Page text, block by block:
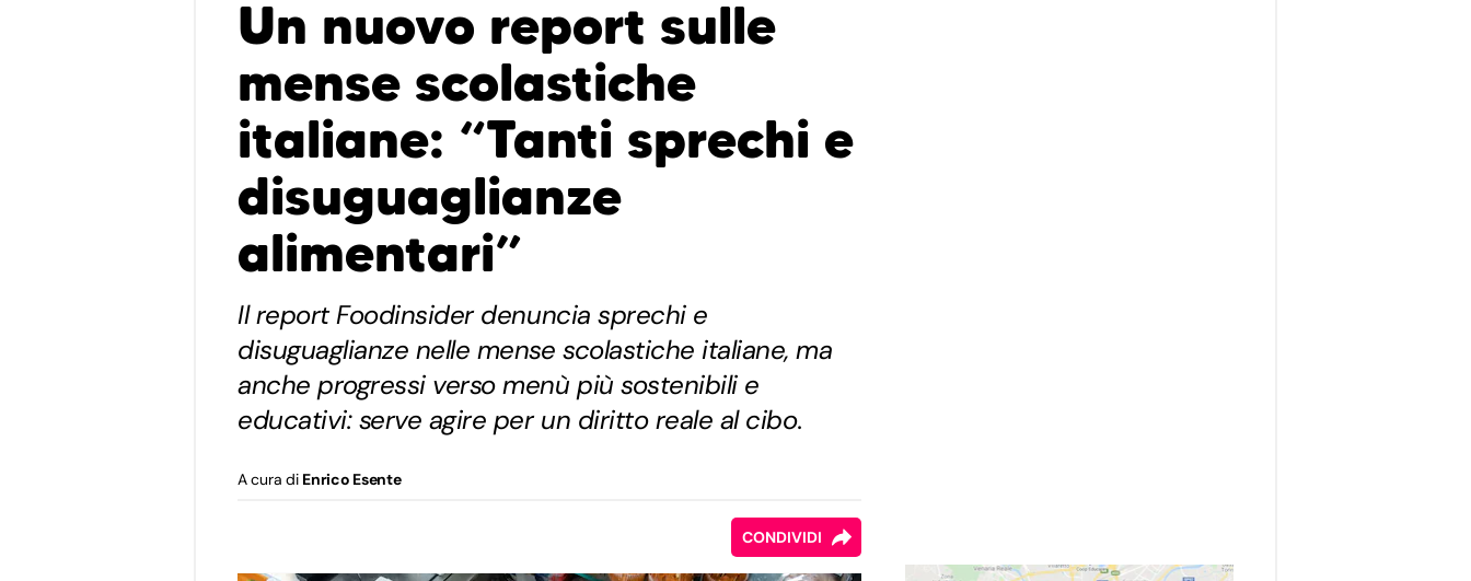
Un nuovo report sulle
mense scolastiche
italiane: “Tanti sprechi e
disuguaglianze
alimentari”
Il report Foodinsider denuncia sprechi e
disuguaglianze nelle mense scolastiche italiane, ma
anche progressi verso menù più sostenibili e
educativi: serve agire per un diritto reale al cibo.
A cura di Enrico Esente
CONDIVIDI